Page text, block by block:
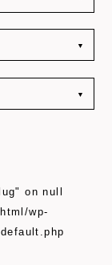
▼
▼
on null
wp-